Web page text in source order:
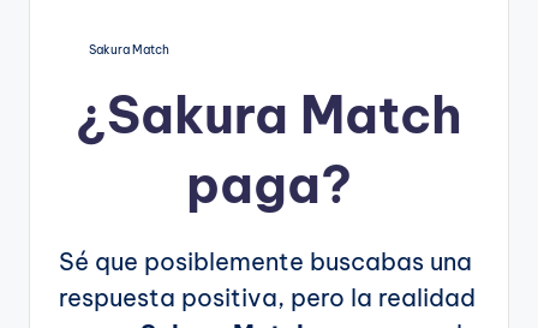
Sakura Match
¿Sakura Match
paga?
Sé que posiblemente buscabas una
respuesta positiva, pero la realidad